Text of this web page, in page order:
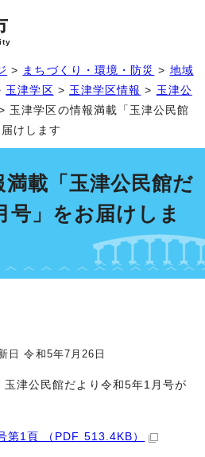
> まちづくり・環境・防災 > 地域
玉津学区 > 玉津学区情報 > 玉津公
玉津学区の情報満載「玉津公民館
けします
載「玉津公民館だ
号」をお届けしま
令和5年7月26日
津公民館だより令和5年1月号が
第1頁 （PDF 513.4KB）